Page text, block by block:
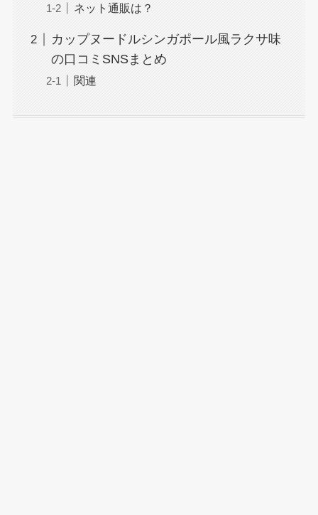
ネット通販は？
カップヌードルシンガポール風ラクサ味
の口コミSNSまとめ
関連